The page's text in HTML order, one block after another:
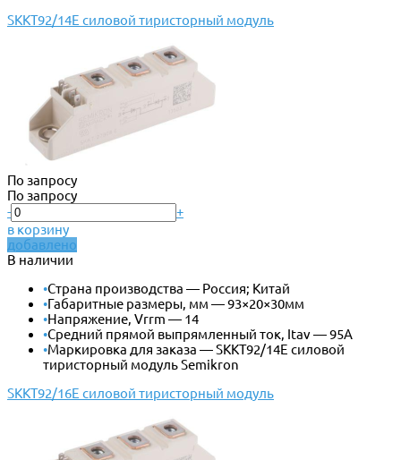
SKKT92/14E силовой тиристорный модуль
По запросу
По запросу
-
+
в корзину
добавлено
В наличии
•Страна производства — Россия; Китай
•Габаритные размеры, мм — 93×20×30мм
•Напряжение, Vrrm — 14
•Средний прямой выпрямленный ток, Itav — 95А
•Маркировка для заказа — SKKT92/14E силовой
тиристорный модуль Semikron
SKKT92/16E силовой тиристорный модуль